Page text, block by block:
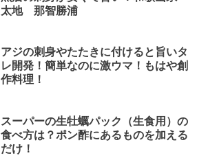
太地 那智勝浦
アジの刺身やたたきに付けると旨いタ
レ開発！簡単なのに激ウマ！もはや創
作料理！
スーパーの生牡蠣パック（生食用）の
食べ方は？ポン酢にあるものを加える
だけ！